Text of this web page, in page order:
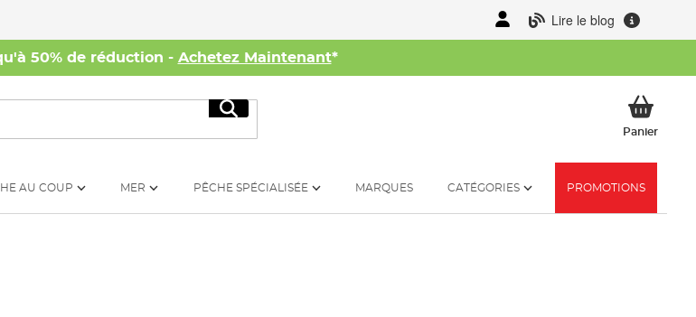
Lire le blog
50% de réduction - Achetez Maintenant*
Rechercher
PanierMon
AU COUP MER PÊCHE SPÉCIALISÉE MARQUES CATÉGORIES PROMOTIONS